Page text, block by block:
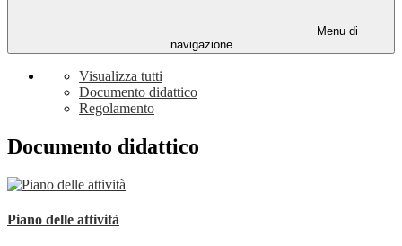
Menu di
navigazione
Visualizza tutti
Documento didattico
Regolamento
Documento didattico
Piano delle attività